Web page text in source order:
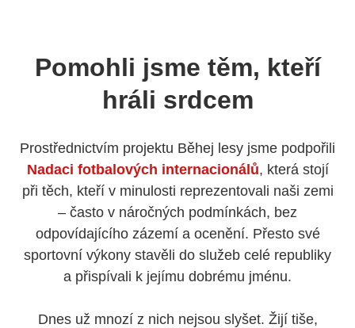
Pomohli jsme těm, kteří
hráli srdcem
Prostřednictvím projektu Běhej lesy jsme podpořili
Nadaci fotbalových internacionálů, která stojí
při těch, kteří v minulosti reprezentovali naši zemi
– často v náročných podmínkách, bez
odpovídajícího zázemí a ocenění. Přesto své
sportovní výkony stavěli do služeb celé republiky
a přispívali k jejímu dobrému jménu.
Dnes už mnozí z nich nejsou slyšet. Žijí tiše,